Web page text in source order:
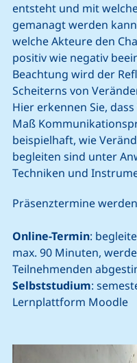
entsteht und mit
gemanagt werden
welche Akteure den
positiv wie negativ
Beachtung wird der
Scheiterns von
Hier erkennen Sie,
Maß
beispielhaft, wie
begleiten sind unter
Techniken und
Präsenztermine
Online-Termin:
max. 90 Minuten,
Teilnehmenden
Selbststudium:
Lernplattform Moodle